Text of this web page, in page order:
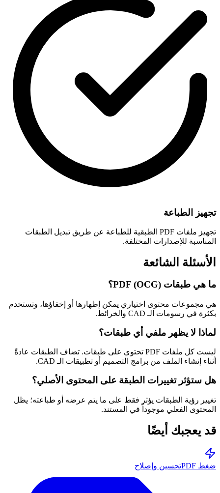
تجهيز الطباعة
تجهيز ملفات PDF الطبقية للطباعة عن طريق تبديل الطبقات
المناسبة للإصدارات المختلفة.
الأسئلة الشائعة
ما هي طبقات PDF (OCG)؟
هي مجموعات محتوى اختياري يمكن إظهارها أو إخفاؤها، وتستخدم
بكثرة في رسومات الـ CAD والخرائط.
لماذا لا يظهر ملفي أي طبقات؟
ليست كل ملفات PDF تحتوي على طبقات. تضاف الطبقات عادةً
أثناء إنشاء الملف من برامج التصميم أو تطبيقات الـ CAD.
هل ستؤثر تغييرات الطبقة على المحتوى الأصلي؟
تغيير رؤية الطبقات يؤثر فقط على ما يتم عرضه أو طباعته؛ يظل
المحتوى الفعلي موجوداً في المستند.
قد يعجبك أيضًا
ضغط PDF تحسين وإصلاح